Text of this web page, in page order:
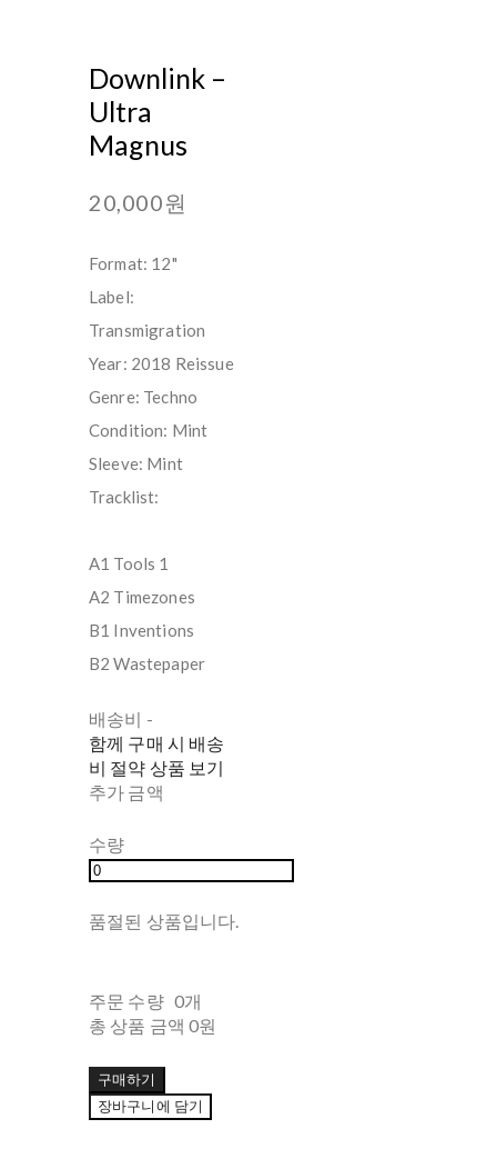
Downlink ‎–
Ultra
Magnus
20,000원
Format: 12"
Label:
Transmigration
Year: 2018 Reissue
Genre: Techno
Condition: Mint
Sleeve: Mint
Tracklist:
A1 Tools 1
A2 Timezones
B1 Inventions
B2 Wastepaper
배송비 -
함께 구매 시 배송
비 절약 상품 보기
추가 금액
수량
품절된 상품입니다.
주문 수량 0개
총 상품 금액 0원
구매하기
장바구니에 담기